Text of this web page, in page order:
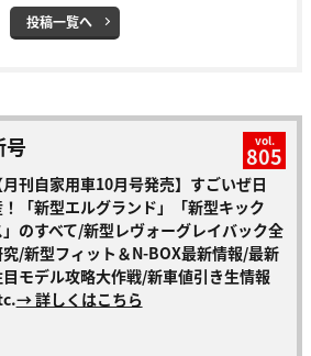
投稿一覧へ
号 vol.
805
月刊自家用車10月号発売】すごいぜ日
！「新型エルグランド」「新型キック
」のすべて/新型レヴォーグレイバック全
/新型フィット＆N-BOX最新情報/最新
モデル攻略大作戦/新車値引き生情報
→ 詳しくはこちら